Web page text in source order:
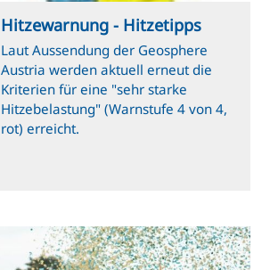
Hitzewarnung - Hitzetipps
Laut Aussendung der Geosphere
Austria werden aktuell erneut die
Kriterien für eine "sehr starke
Hitzebelastung" (Warnstufe 4 von 4,
rot) erreicht.